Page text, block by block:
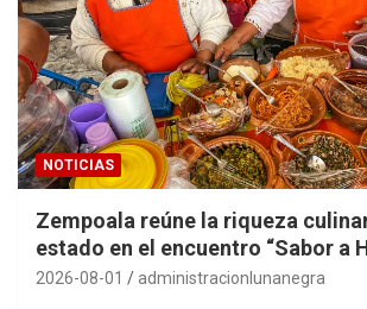
NOTICIAS
Zempoala reúne la riqueza
estado en el encuentro “Sabor a
2026-08-01 administracionlunanegra